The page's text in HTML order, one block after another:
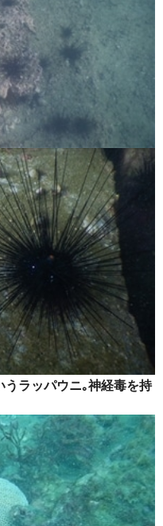
ラッパウニ｡神経毒を持